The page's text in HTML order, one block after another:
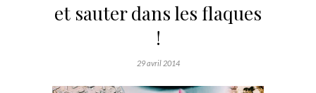
et sauter dans les flaques
!
29 avril 2014